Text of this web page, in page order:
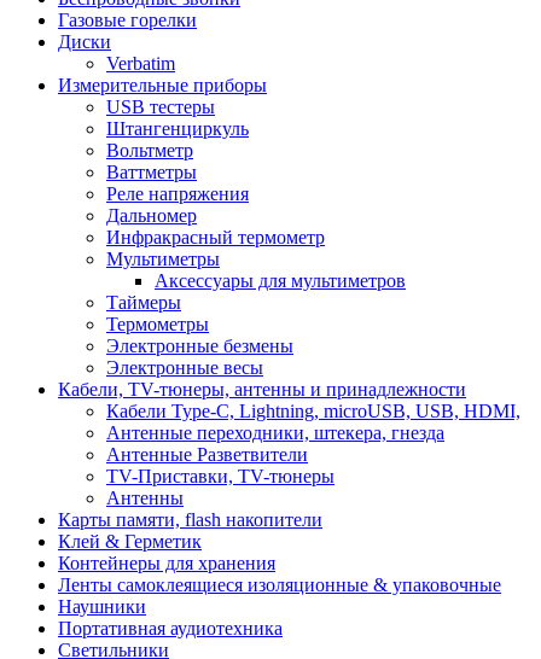
Газовые горелки
Диски
Verbatim
Измерительные приборы
USB тестеры
Штангенциркуль
Вольтметр
Ваттметры
Реле напряжения
Дальномер
Инфракрасный термометр
Мультиметры
Аксессуары для мультиметров
Таймеры
Термометры
Электронные безмены
Электронные весы
Кабели, TV-тюнеры, антенны и принадлежности
Кабели Type-C, Lightning, microUSB, USB, HDMI,
Антенные переходники, штекера, гнезда
Антенные Разветвители
TV-Приставки, TV-тюнеры
Антенны
Карты памяти, flash накопители
Клей & Герметик
Контейнеры для хранения
Ленты самоклеящиеся изоляционные & упаковочные
Наушники
Портативная аудиотехника
Светильники